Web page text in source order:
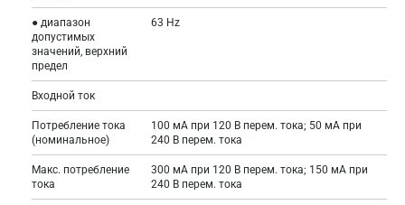
● диапазон
допустимых
значений, верхний
предел
63 Hz
Входной ток
Потребление тока
(номинальное)
100 мА при 120 В перем. тока; 50 мА при
240 В перем. тока
Макс. потребление
тока
300 мА при 120 В перем. тока; 150 мА при
240 В перем. тока